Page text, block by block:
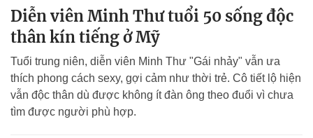
Diễn viên Minh Thư tuổi 50 sống độc
thân kín tiếng ở Mỹ
Tuổi trung niên, diễn viên Minh Thư "Gái nhảy" vẫn ưa
thích phong cách sexy, gợi cảm như thời trẻ. Cô tiết lộ hiện
vẫn độc thân dù được không ít đàn ông theo đuổi vì chưa
tìm được người phù hợp.